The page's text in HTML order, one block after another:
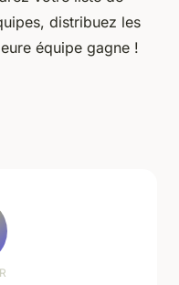
distribuez les
équipe gagne !